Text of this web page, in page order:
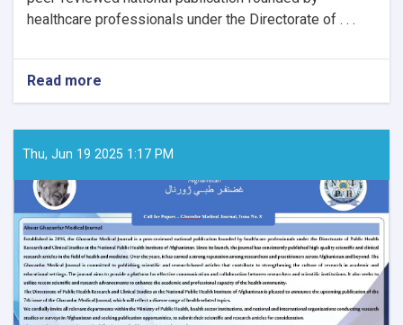
healthcare professionals under the Directorate of . . .
Read more
Call
Papers
–
Issue
No.
8:
Thu, Jun 19 2025 1:17 PM